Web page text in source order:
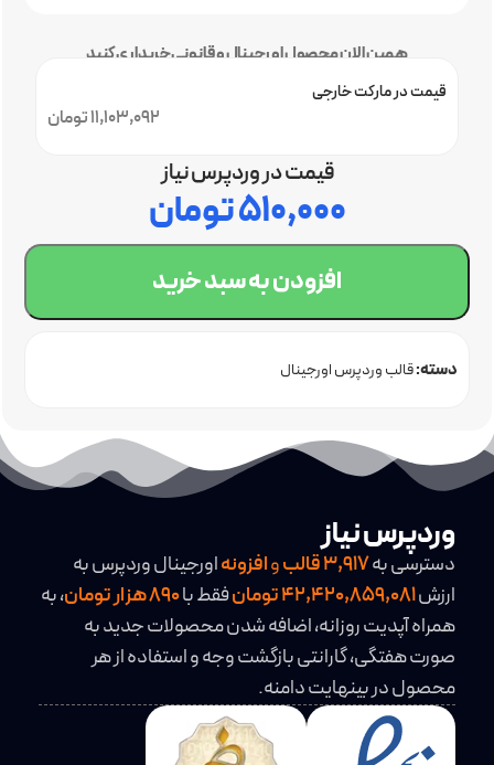
همین الان محصول اورجینال و قانونی خریداری کنید
11,103,092 تومان
قیمت در مارکت خارجی
قیمت در وردپرس نیاز
۵۱۰,۰۰۰تومان
افزودن به سبد خرید
دسته:قالب وردپرس اورجینال
وردپرس نیاز
دسترسی به3,917قالبوافزونهاورجینال وردپرس به
ارزش42,420,859,081 تومان فقط با
، به
همراه آپدیت روزانه، اضافه شدن محصولات جدید به
صورت هفتگی، گارانتی بازگشت وجه و استفاده از هر
محصول در بینهایت دامنه.